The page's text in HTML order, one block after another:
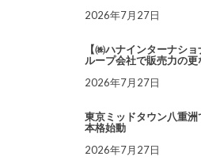
2026年7月27日
【㈱ハナインターナシ
ループ会社で販売力の更
2026年7月27日
東京ミッドタウン八重
本格始動
2026年7月27日